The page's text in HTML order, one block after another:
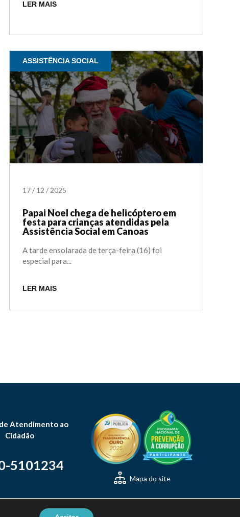
LER MAIS
ASSISTÊNCIA SOCIAL
17/ 12 /2025
Papai Noel chega de helicóptero em
festa para crianças atendidas pela
Assistência Social em Canoas
A tarde ensolarada de terça-feira (16) foi
especial para...
LER MAIS
Atendimento ao
Cidadão
5101234
Mapa do site